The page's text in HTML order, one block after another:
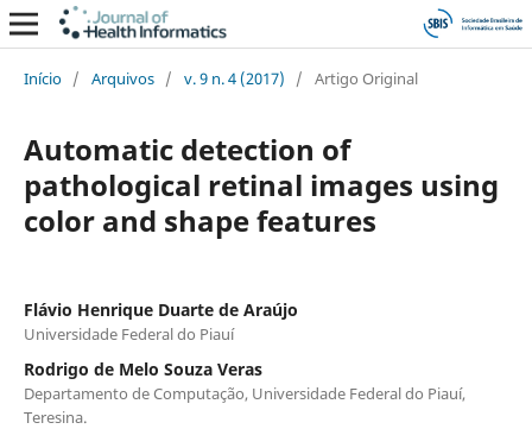
Início / Arquivos / v. 9 n. 4 (2017) / Artigo Original
Automatic detection of
pathological retinal images using
color and shape features
Flávio Henrique Duarte de Araújo
Universidade Federal do Piauí
Rodrigo de Melo Souza Veras
Departamento de Computação, Universidade Federal do Piauí,
Teresina.